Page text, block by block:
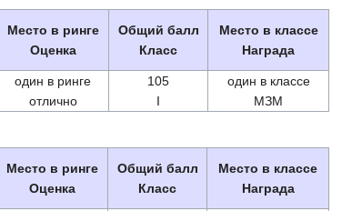
Место в ринге
Оценка
Общий балл
Класс
Место в классе
Награда
один в ринге
отлично
105
I
один в классе
МЗМ
Место в ринге
Оценка
Общий балл
Класс
Место в классе
Награда